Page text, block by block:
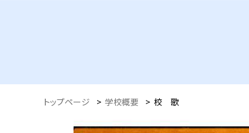
トップページ > 学校概要 > 校 歌